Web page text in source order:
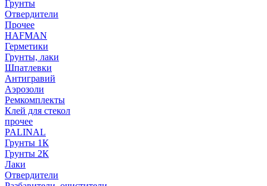
Грунты
Отвердители
Прочее
HAFMAN
Герметики
Грунты, лаки
Шпатлевки
Антигравий
Аэрозоли
Ремкомплекты
Клей для стекол
прочее
PALINAL
Грунты 1К
Грунты 2К
Лаки
Отвердители